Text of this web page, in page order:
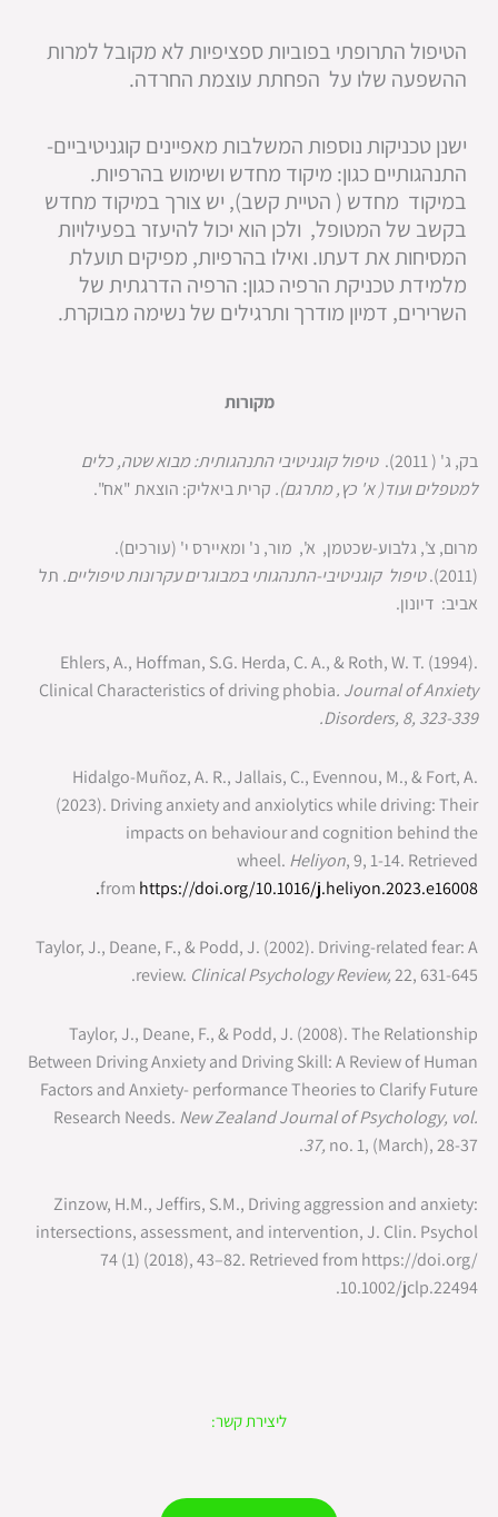
הטיפול התרופתי בפוביות ספציפיות לא מקובל למרות
ההשפעה שלו על הפחתת עוצמת החרדה.
ישנן טכניקות נוספות המשלבות מאפיינים קוגניטיביים-
התנהגותיים כגון: מיקוד מחדש ושימוש בהרפיות.
במיקוד מחדש ( הטיית קשב), יש צורך במיקוד מחדש
בקשב של המטופל, ולכן הוא יכול להיעזר בפעילויות
המסיחות את דעתו. ואילו בהרפיות, מפיקים תועלת
מלמידת טכניקת הרפיה כגון: הרפיה הדרגתית של
השרירים, דמיון מודרך ותרגילים של נשימה מבוקרת.
מקורות
בק, ג' ( 2011).
טיפול קוגניטיבי התנהגותית: מבוא שטה, כלים
למטפלים ועוד( א' כץ, מתרגם). קרית ביאליק: הוצאת "אח".
מרום, צ', גלבוע-שכטמן, א', מור, נ' ומאיירס י' (עורכים).
(2011).
טיפול קוגניטיבי-התנהגותי במבוגרים עקרונות טיפוליים. תל
אביב: דיונון.
Ehlers, A., Hoffman, S.G. Herda, C. A., & Roth, W. T. (1994).
Clinical Characteristics of driving phobia. Journal of Anxiety
Disorders, 8, 323-339.
Hidalgo-Muñoz, A. R., Jallais, C., Evennou, M., & Fort, A.
(2023). Driving anxiety and anxiolytics while driving: Their
impacts on behaviour and cognition behind the
wheel. Heliyon, 9, 1-14. Retrieved
from https://doi.org/10.1016/j.heliyon.2023.e16008
.
Taylor, J., Deane, F., & Podd, J. (2002). Driving-related fear: A
review. Clinical Psychology Review,22, 631-645.
Taylor, J., Deane, F., & Podd, J. (2008). The Relationship
Between Driving Anxiety and Driving Skill: A Review of Human
Factors and Anxiety- performance Theories to Clarify Future
Research Needs. New Zealand Journal of Psychology, vol.
37, no. 1, (March), 28-37.
Zinzow, H.M., Jeffirs, S.M., Driving aggression and anxiety:
intersections, assessment, and intervention, J. Clin. Psychol
74 (1) (2018), 43–82. Retrieved from https://doi.org/
10.1002/jclp.22494.
ליצירת קשר: